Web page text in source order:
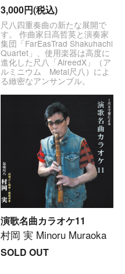
3,000円(税込)
尺八四重奏曲の新たな展開で
す。 作曲家日高哲英と演奏家
集団「FarEasTrad Shakuhachi
Quartet」、使用楽器は高度に
進化した尺八「AireedX」（ア
ルミニウム Metal尺八）によ
る緻密なアンサンブル。
演歌名曲カラオケ11
村岡 実 Minoru Muraoka
SOLD OUT